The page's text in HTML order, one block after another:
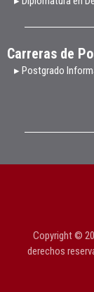
Carreras de
▸ Postgrado
Copyright ©
derechos